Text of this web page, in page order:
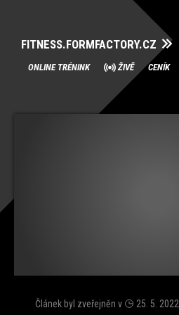
FITNESS.FORMFACTORY.CZ
Přeskočit
na
ONLINE TRÉNINK ŽIVĚ CENÍK
Článek byl zveřejněn v 25. 5. 2022